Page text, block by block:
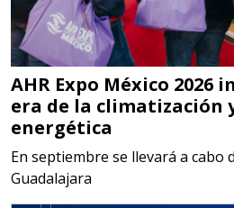
Empresa en Jalisco
Requiere:
MATERIALES
BATERÍAS DE
Especificaciones:
Para vehículos
AHR Expo México 2026
era de la climatización
energética
En septiembre se llevará a cabo
Guadalajara